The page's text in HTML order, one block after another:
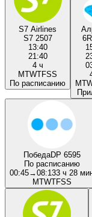
S7 Airlines
S7 2507
13:40
21:40
4 ч
MTWTFSS
По расписанию
MT
ПобедаDP 6595
По расписанию
00:45→08:133 ч 28
MTWTFSS